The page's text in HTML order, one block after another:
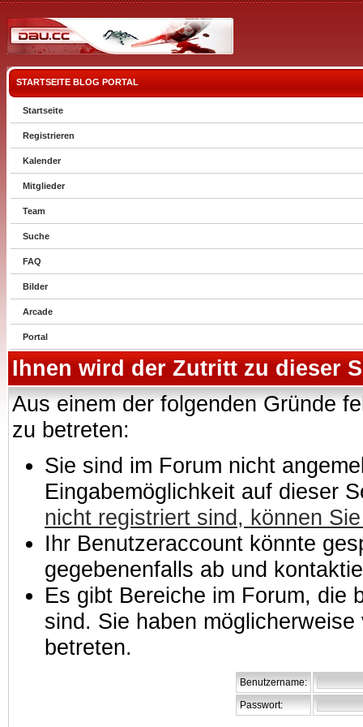
STARTSEITE BLOG PORTAL
Startseite
Registrieren
Kalender
Mitglieder
Team
Suche
FAQ
Bilder
Arcade
Portal
Ihnen wird der Zutritt zu dieser
Aus einem der folgenden Gründe
zu betreten:
Sie sind im Forum nicht
Eingabemöglichkeit auf dieser
nicht registriert sind, können
Ihr Benutzeraccount könnte
gegebenenfalls ab und
Es gibt Bereiche im Forum, die
sind. Sie haben
betreten.
Benutzername:
Passwort: